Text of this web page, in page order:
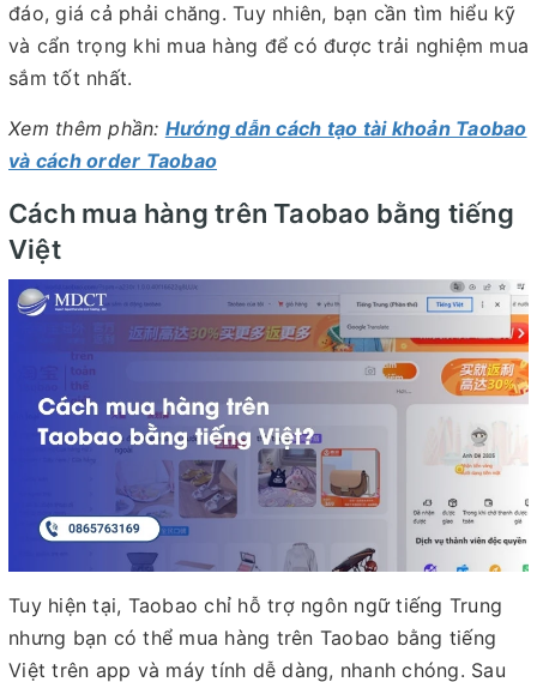
đáo, giá cả phải chăng. Tuy nhiên, bạn cần tìm hiểu kỹ
và cẩn trọng khi mua hàng để có được trải nghiệm mua
sắm tốt nhất.
Xem thêm phần: Hướng dẫn cách tạo tài khoản Taobao
và cách order Taobao
Cách mua hàng trên Taobao bằng tiếng
Việt
Tuy hiện tại, Taobao chỉ hỗ trợ ngôn ngữ tiếng Trung
nhưng bạn có thể mua hàng trên Taobao bằng tiếng
Việt trên app và máy tính dễ dàng, nhanh chóng. Sau